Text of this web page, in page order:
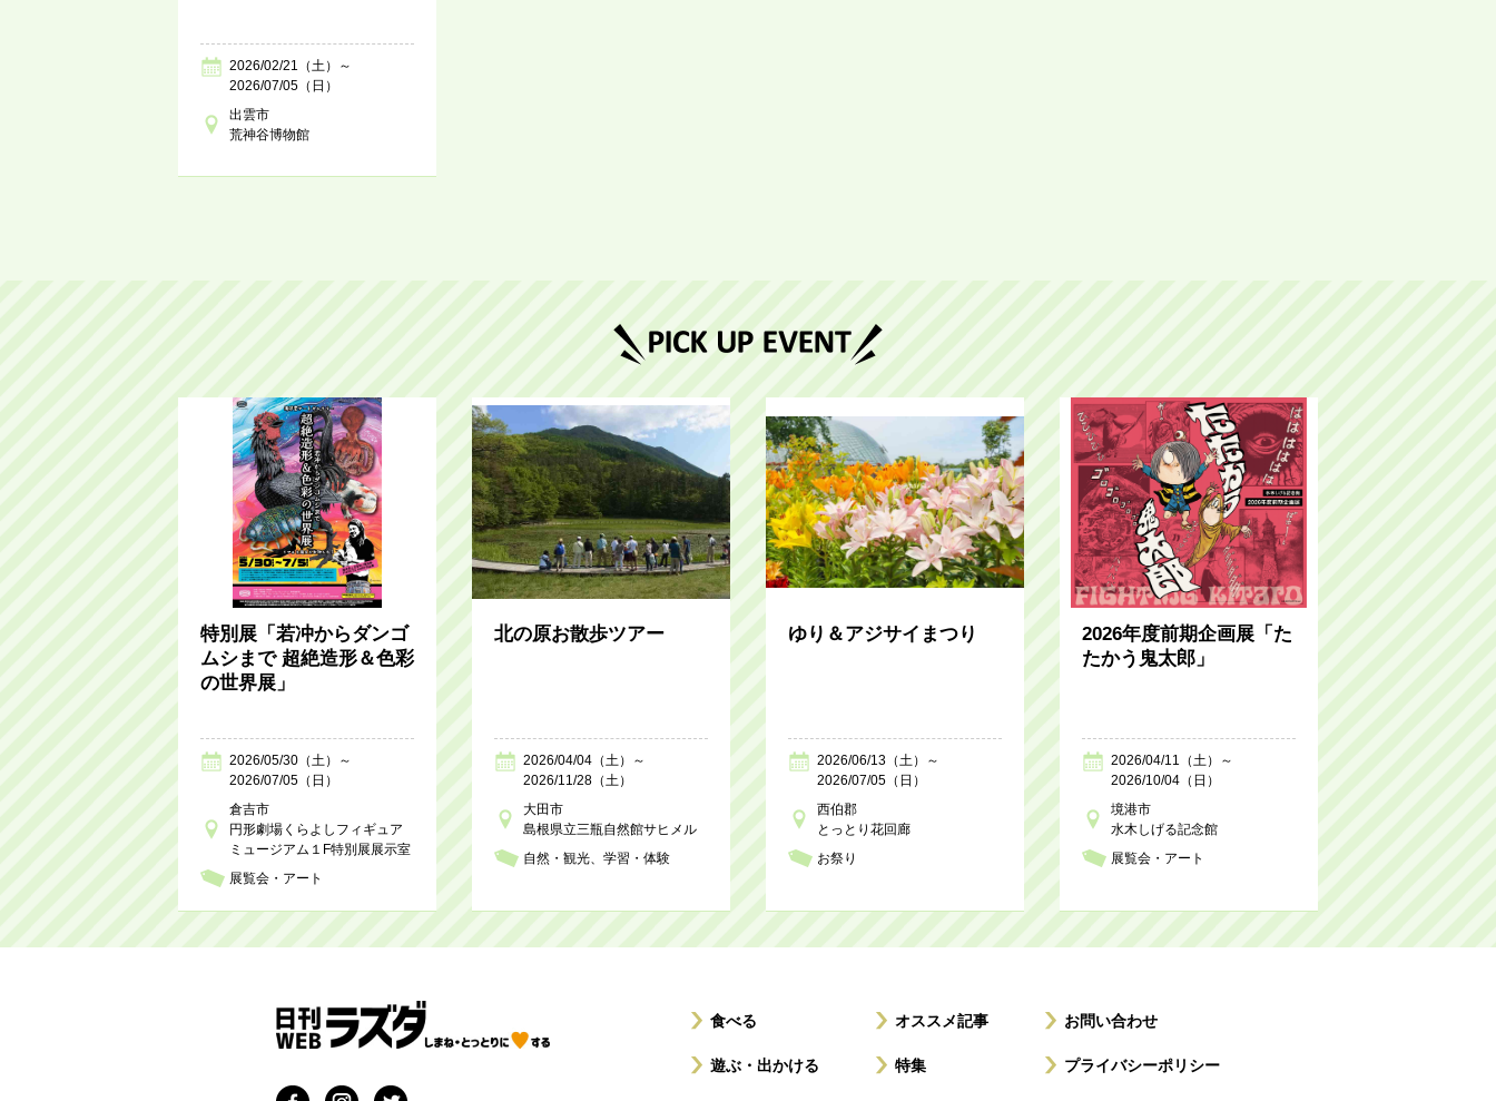
2026/02/21（土）～
2026/07/05（日）
出雲市
荒神谷博物館
特別展「若冲からダンゴ
ムシまで 超絶造形＆色彩
の世界展」
2026/05/30（土）～
2026/07/05（日）
倉吉市
円形劇場くらよしフィギュア
ミュージアム１F特別展展示室
展覧会・アート
北の原お散歩ツアー
2026/04/04（土）～
2026/11/28（土）
大田市
島根県立三瓶自然館サヒメル
自然・観光
学習・体験
ゆり＆アジサイまつり
2026/06/13（土）～
2026/07/05（日）
西伯郡
とっとり花回廊
お祭り
2026年度前期企画展「た
たかう鬼太郎」
2026/04/11（土）～
2026/10/04（日）
境港市
水木しげる記念館
展覧会・アート
食べる
遊ぶ・出かける
オススメ記事
特集
お問い合わせ
プライバシーポリシー